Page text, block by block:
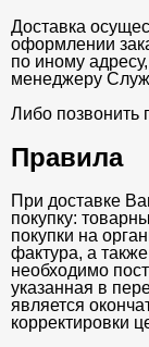
Доставка
оформлении
по иному
менеджеру
Либо позвонить
Правила
При доставке
покупку:
покупки на
фактура, а
необходимо
указанная в
является
корректировки